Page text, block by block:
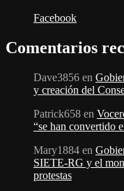
Facebook
Comentarios
Dave3856 en
y creación del
Patrick658 en
“se han convertido
Mary1884 en
SIETE-RG y el
protestas